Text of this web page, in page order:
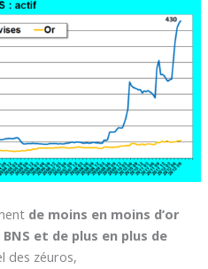
de moins en moins d’or
et de plus en plus de
des zéuros,